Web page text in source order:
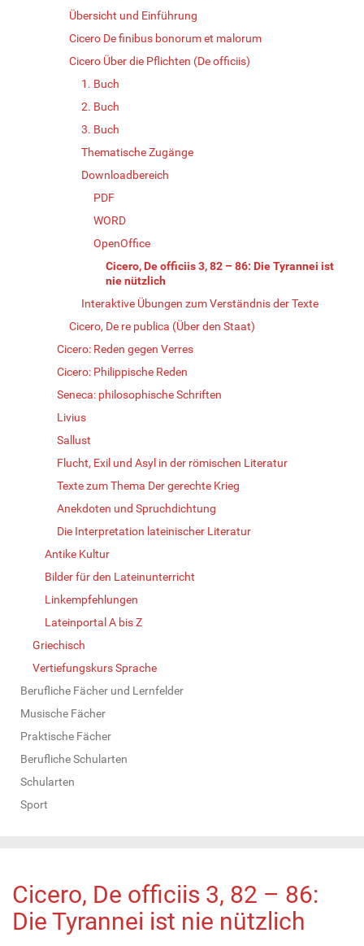
Übersicht und Einführung
Cicero De finibus bonorum et malorum
Cicero Über die Pflichten (De officiis)
1. Buch
2. Buch
3. Buch
Thematische Zugänge
Downloadbereich
PDF
WORD
OpenOffice
Cicero, De officiis 3, 82 – 86: Die Tyrannei ist
nie nützlich
Interaktive Übungen zum Verständnis der Texte
Cicero, De re publica (Über den Staat)
Cicero: Reden gegen Verres
Cicero: Philippische Reden
Seneca: philosophische Schriften
Livius
Sallust
Flucht, Exil und Asyl in der römischen Literatur
Texte zum Thema Der gerechte Krieg
Anekdoten und Spruchdichtung
Die Interpretation lateinischer Literatur
Antike Kultur
Bilder für den Lateinunterricht
Linkempfehlungen
Lateinportal A bis Z
Griechisch
Vertiefungskurs Sprache
Berufliche Fächer und Lernfelder
Musische Fächer
Praktische Fächer
Berufliche Schularten
Schularten
Sport
Cicero, De officiis 3, 82 – 86:
Die Tyrannei ist nie nützlich